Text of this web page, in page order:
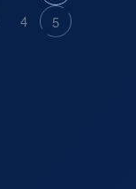
4 5